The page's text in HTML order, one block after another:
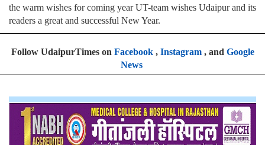
the warm wishes for coming year UT-team wishes Udaipur and its
readers a great and successful New Year.
Follow UdaipurTimes on Facebook, Instagram, and Google
News